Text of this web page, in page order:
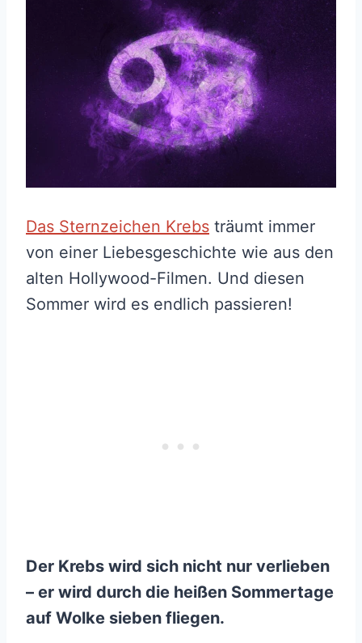
Das Sternzeichen Krebs träumt immer
von einer Liebesgeschichte wie aus den
alten Hollywood-Filmen. Und diesen
Sommer wird es endlich passieren!
Der Krebs wird sich nicht nur verlieben
– er wird durch die heißen Sommertage
auf Wolke sieben fliegen.